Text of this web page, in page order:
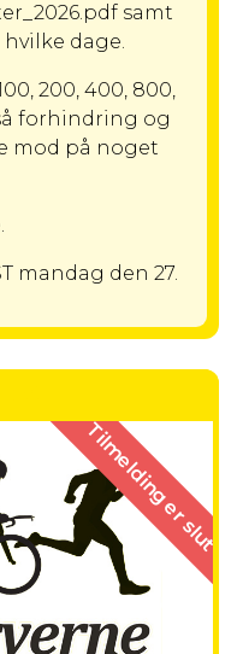
samt
dage.
200, 400, 800,
forhindring og
mod på noget
mandag den 27.
Tilmelding er slut